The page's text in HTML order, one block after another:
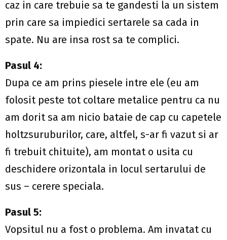
caz in care trebuie sa te gandesti la un sistem
prin care sa impiedici sertarele sa cada in
spate. Nu are insa rost sa te complici.
Pasul 4:
Dupa ce am prins piesele intre ele (eu am
folosit peste tot coltare metalice pentru ca nu
am dorit sa am nicio bataie de cap cu capetele
holtzsuruburilor, care, altfel, s-ar fi vazut si ar
fi trebuit chituite), am montat o usita cu
deschidere orizontala in locul sertarului de
sus – cerere speciala.
Pasul 5:
Vopsitul nu a fost o problema. Am invatat cu